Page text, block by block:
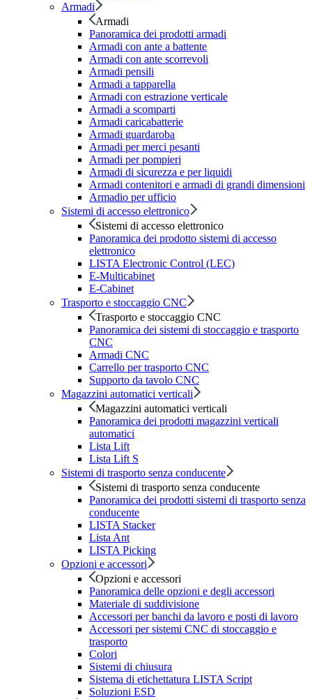
Armadi
Armadi
Panoramica dei prodotti armadi
Armadi con ante a battente
Armadi con ante scorrevoli
Armadi pensili
Armadi a tapparella
Armadi con estrazione verticale
Armadi a scomparti
Armadi caricabatterie
Armadi guardaroba
Armadi per merci pesanti
Armadi per pompieri
Armadi di sicurezza e per liquidi
Armadi contenitori e armadi di grandi dimensioni
Armadio per ufficio
Sistemi di accesso elettronico
Sistemi di accesso elettronico
Panoramica dei prodotto sistemi di accesso
elettronico
LISTA Electronic Control (LEC)
E-Multicabinet
E-Cabinet
Trasporto e stoccaggio CNC
Trasporto e stoccaggio CNC
Panoramica dei sistemi di stoccaggio e trasporto
CNC
Armadi CNC
Carrello per trasporto CNC
Supporto da tavolo CNC
Magazzini automatici verticali
Magazzini automatici verticali
Panoramica dei prodotti magazzini verticali
automatici
Lista Lift
Lista Lift S
Sistemi di trasporto senza conducente
Sistemi di trasporto senza conducente
Panoramica dei prodotti sistemi di trasporto senza
conducente
LISTA Stacker
Lista Ant
LISTA Picking
Opzioni e accessori
Opzioni e accessori
Panoramica delle opzioni e degli accessori
Materiale di suddivisione
Accessori per banchi da lavoro e posti di lavoro
Accessori per sistemi CNC di stoccaggio e
trasporto
Colori
Sistemi di chiusura
Sistema di etichettatura LISTA Script
Soluzioni ESD